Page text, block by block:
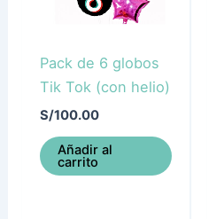
Pack de 6 globos
Tik Tok (con helio)
S/100.00
Añadir al
carrito